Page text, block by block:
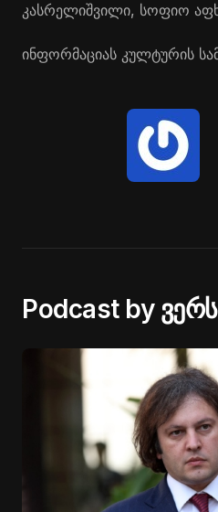
კასრელიშვილი, სოფიო
ინფორმაციას კულტურის
Podcast by